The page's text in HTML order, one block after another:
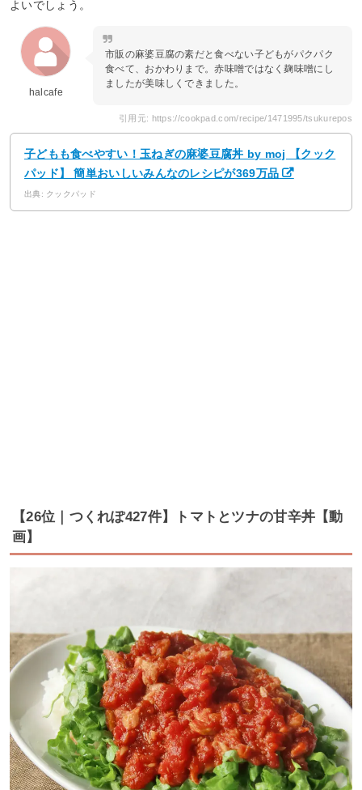
よいでしょう。
halcafe
市販の麻婆豆腐の素だと食べない子どもがパクパク
食べて、おかわりまで。赤味噌ではなく麹味噌にし
ましたが美味しくできました。
引用元: https://cookpad.com/recipe/1471995/tsukurepos
子どもも食べやすい！玉ねぎの麻婆豆腐丼 by moj 【クック
パッド】 簡単おいしいみんなのレシピが369万品
出典: クックパッド
【26位｜つくれぽ427件】トマトとツナの甘辛丼【動
画】